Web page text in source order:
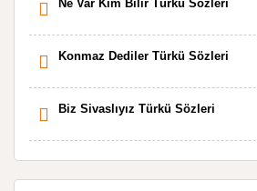
Ne Var Kim Bilir Türkü Sözleri
Konmaz Dediler Türkü Sözleri
Biz Sivaslıyız Türkü Sözleri